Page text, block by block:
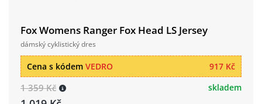
Fox Womens Ranger Fox Head LS Jersey
dámský cyklistický dres
917 Kč
Cena s kódem VEDRO
1 359 Kč skladem